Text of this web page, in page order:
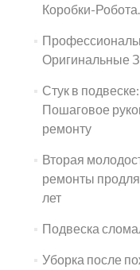
Коробки-Робота.
Оригинальные
Стук в
Пошаговое
ремонту
Вторая
ремонты
лет
Подвеска
Уборка после